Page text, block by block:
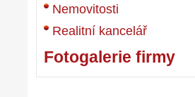
Nemovitosti
Realitní kancelář
Fotogalerie firmy